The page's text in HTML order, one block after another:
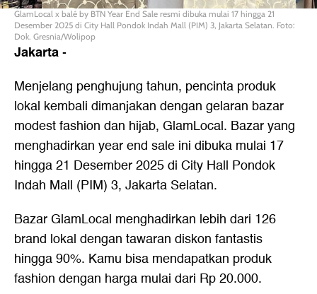
GlamLocal x balé by BTN Year End Sale resmi dibuka mulai 17 hingga 21
Desember 2025 di City Hall Pondok Indah Mall (PIM) 3, Jakarta Selatan. Foto:
Dok. Gresnia/Wolipop
Jakarta-
Menjelang penghujung tahun, pencinta produk
lokal kembali dimanjakan dengan gelaran bazar
modest fashion dan hijab, GlamLocal. Bazar yang
menghadirkan year end sale ini dibuka mulai 17
hingga 21 Desember 2025 di City Hall Pondok
Indah Mall (PIM) 3, Jakarta Selatan.
Bazar GlamLocal menghadirkan lebih dari 126
brand lokal dengan tawaran diskon fantastis
hingga 90%. Kamu bisa mendapatkan produk
fashion dengan harga mulai dari Rp 20.000.